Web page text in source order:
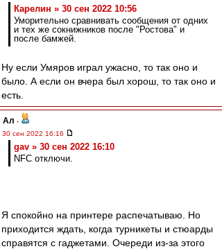
Карелин » 30 сен 2022 10:56
Уморительно сравнивать сообщения от одних
и тех же сокнижников после "Ростова" и
после бамжей.
Ну если Умяров играл ужасно, то так оно и
было. А если он вчера был хорош, то так оно и
есть.
Ал -
30 сен 2022 16:16
gav » 30 сен 2022 16:10
NFC отключи.
Я спокойно на принтере распечатываю. Но
приходится ждать, когда турникеты и стюарды
справятся с гаджетами. Очереди из-за этого